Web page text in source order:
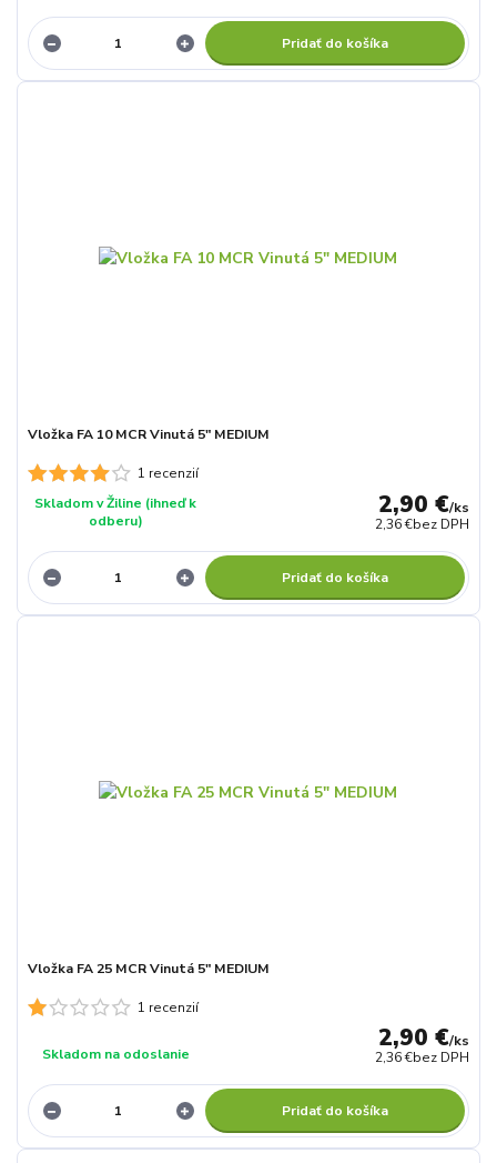
Pridať do košíka
1 recenzií
Vložka FA 10 MCR Vinutá 5" MEDIUM
2,90 €/ks
2,36 €bez DPH
Skladom v Žiline (ihneď k
odberu)
Pridať do košíka
1 recenzií
Vložka FA 25 MCR Vinutá 5" MEDIUM
2,90 €/ks
2,36 €bez DPH
Skladom na odoslanie
Pridať do košíka